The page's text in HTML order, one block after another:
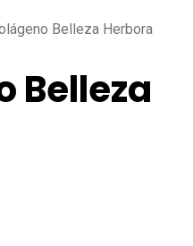
Belleza Herbora
Belleza